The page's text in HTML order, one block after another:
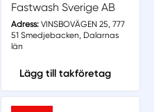
Fastwash Sverige AB
Adress:VINSBOVÄGEN 25, 777
51 Smedjebacken, Dalarnas
län
Lägg till takföretag